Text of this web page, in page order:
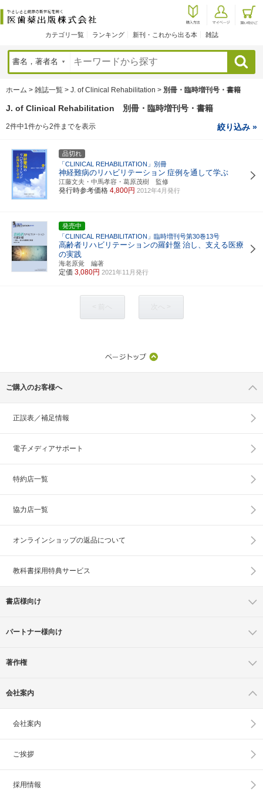
カテゴリ一覧 ランキング 新刊・これから出る本 雑誌
検索
ホーム > 雑誌一覧 > J. of Clinical Rehabilitation > 別冊・臨時増刊号・書籍
J. of Clinical Rehabilitation 別冊・臨時増刊号・書籍
2件中1件から2件までを表示 絞り込み »
品切れ
「CLINICAL REHABILITATION」別冊
神経難病のリハビリテーション 症例を通して学ぶ
江藤文夫・中馬孝容・葛原茂樹 監修
発行時参考価格 4,800円 2012年4月発行
発売中
「CLINICAL REHABILITATION」臨時増刊号第30巻13号
高齢者リハビリテーションの羅針盤 治し、支える医療
の実践
海老原覚 編著
定価 3,080円 2021年11月発行
ご購入のお客様へ
正誤表／補足情報
電子メディアサポート
特約店一覧
協力店一覧
オンラインショップの返品について
教科書採用特典サービス
書店様向け
パートナー様向け
著作権
会社案内
会社案内
ご挨拶
採用情報